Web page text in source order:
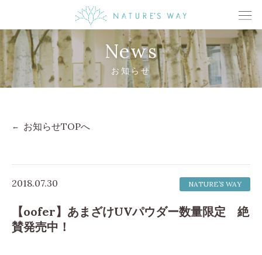
News
お知らせ
お知らせTOPへ
2018.07.30 NATURE’S WAY
【oofer】あまざけUVパウダー数量限定 絶
賛発売中！